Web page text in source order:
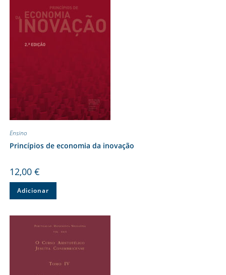
Ensino
Princípios de economia da inovação
12,00 €
Adicionar